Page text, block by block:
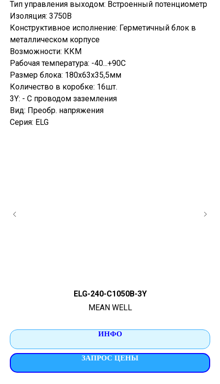
Тип управления выходом: Встроенный потенциометр
Изоляция: 3750В
Конструктивное исполнение: Герметичный блок в
металлическом корпусе
Возможности: ККМ
Рабочая температура: -40...+90С
Размер блока: 180х63х35,5мм
Количество в коробке: 16шт.
3Y: - C проводом заземления
Вид: Преобр. напряжения
Серия: ELG
ELG-240-C1050B-3Y
MEAN WELL
ИНФО
ЗАПРОС ЦЕНЫ